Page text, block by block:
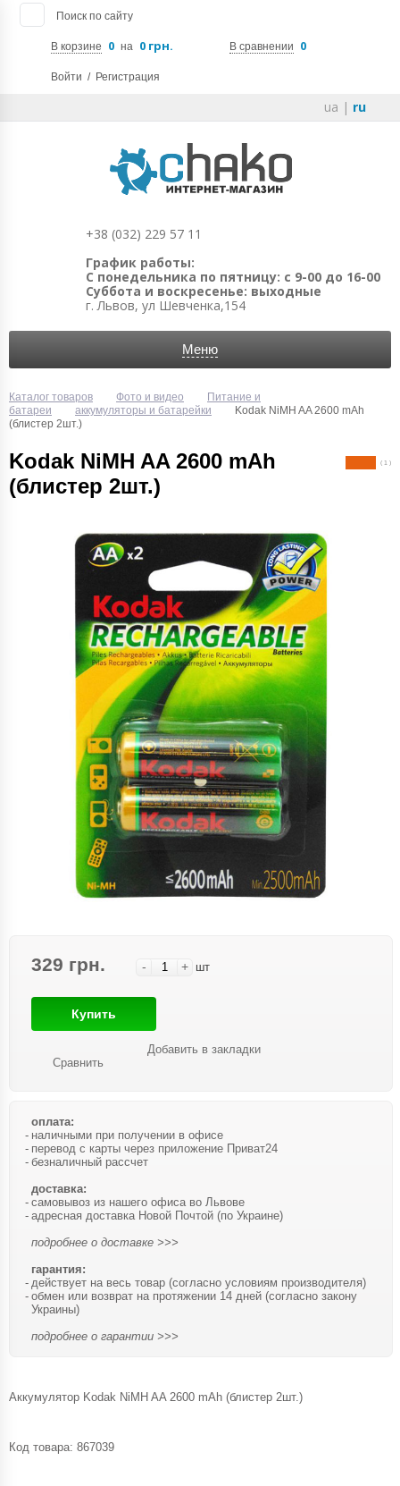
Поиск по сайту
В корзине 0 на 0 грн. В сравнении 0
Войти / Регистрация
ua | ru
+38 (032) 229 57 11
График работы:
С понедельника по пятницу: с 9-00 до 16-00
Суббота и воскресенье: выходные
г. Львов, ул Шевченка,154
Меню
Каталог товаров Фото и видео
Питание и
батареи
аккумуляторы и батарейки
Kodak NiMH AA 2600 mAh
(блистер 2шт.)
Kodak NiMH AA 2600 mAh
(блистер 2шт.)
( 1 )
329 грн. - + шт
Купить
Сравнить
Добавить в закладки
оплата:
наличными при получении в офисе
перевод с карты через приложение Приват24
безналичный рассчет
доставка:
самовывоз из нашего офиса во Львове
адресная доставка Новой Почтой (по Украине)
подробнее о доставке >>>
гарантия:
действует на весь товар (согласно условиям производителя)
обмен или возврат на протяжении 14 дней (согласно закону
Украины)
подробнее о гарантии >>>
Аккумулятор Kodak NiMH AA 2600 mAh (блистер 2шт.)
Код товара: 867039